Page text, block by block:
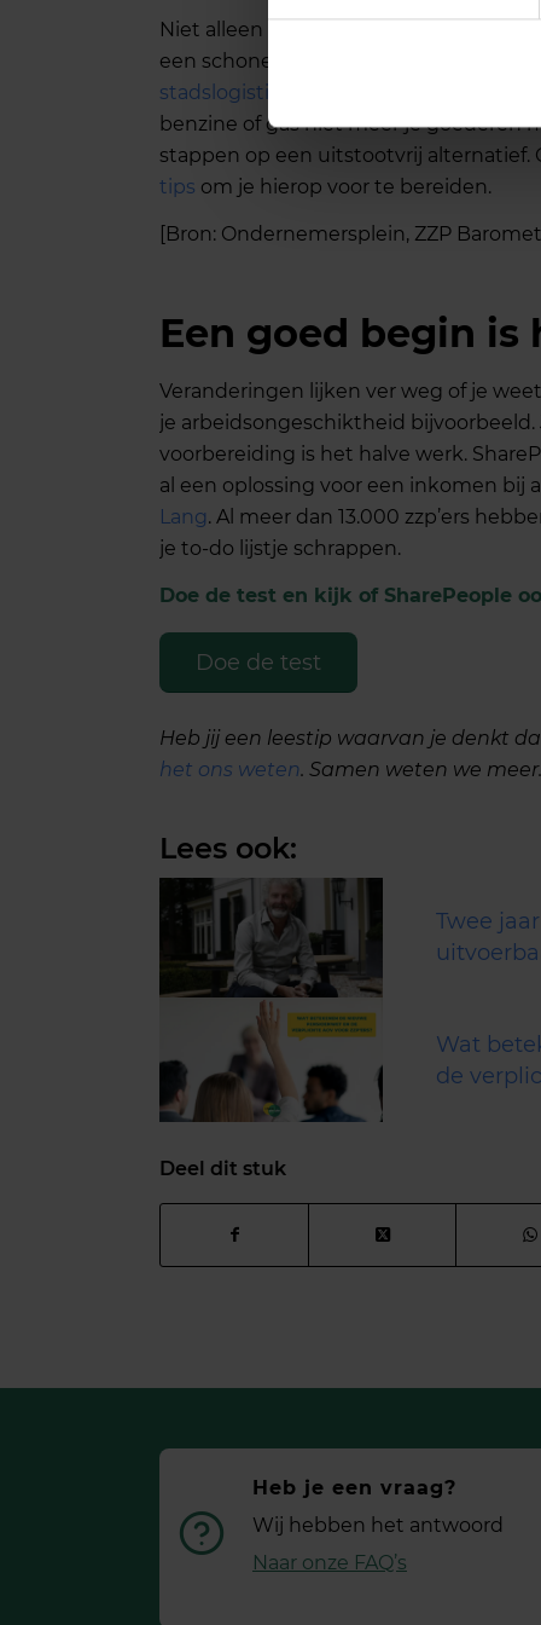
Niet alleen zorg je als ondernemer
een schonere lucht. Want vanaf dan
stadslogistiek
benzine of gas niet meer je goederen
stappen op een uitstootvrij
tips om je hierop voor te bereiden.
[Bron: Ondernemersplein, ZZP
Een goed begin
Veranderingen lijken ver weg of je
je arbeidsongeschiktheid bijvoorbeeld.
voorbereiding is het halve werk.
al een oplossing voor een inkomen
Lang. Al meer dan 13.000 zzp’ers
je to-do lijstje schrappen.
Doe de test en kijk of SharePeople
Doe de test
Heb jij een leestip waarvan je denkt
het ons weten. Samen weten we meer.
Lees ook:
Twee
Wat
de
Deel dit stuk
Heb je een vraag?
Wij hebben het antwoord
Naar onze FAQ’s